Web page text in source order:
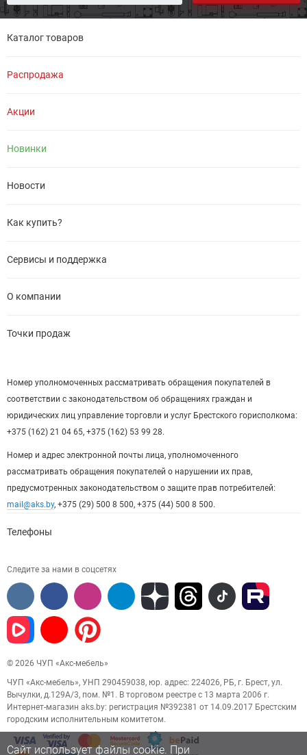
Каталог товаров
Распродажа
Акции
Новинки
Новости
Как купить?
Сервисы и поддержка
О компании
Точки продаж
Номер уполномоченных рассматривать обращения покупателей в
соответствии с законодательством об обращениях граждан и
юридических лиц управление торговли и услуг Брестского горисполкома:
+375 (162) 21 04 65, +375 (162) 53 99 28.
Номер и адрес электронной почты лица, уполномоченного
рассматривать обращения покупателей о нарушении их прав,
предусмотренных законодательством о защите прав потребителей:
mail@aks.by, +375 (29) 500 8 500, +375 (44) 500 8 500.
Телефоны
Следите за нами в соцсетях
© 2026 ЧУП «Акс-мебель»
ЧУП «Акс-мебель», УНП 290459038, юр. адрес: 224026, РБ, г. Брест, ул.
Вычулки, д.129А/3, пом. №1. В торговом реестре с 13 марта 2006 г.
Интернет-магазин aks.by: регистрация №392381 от 14.09.2017 Брестским
городским исполнительным комитетом.
Сайт использует файлы cookie. При